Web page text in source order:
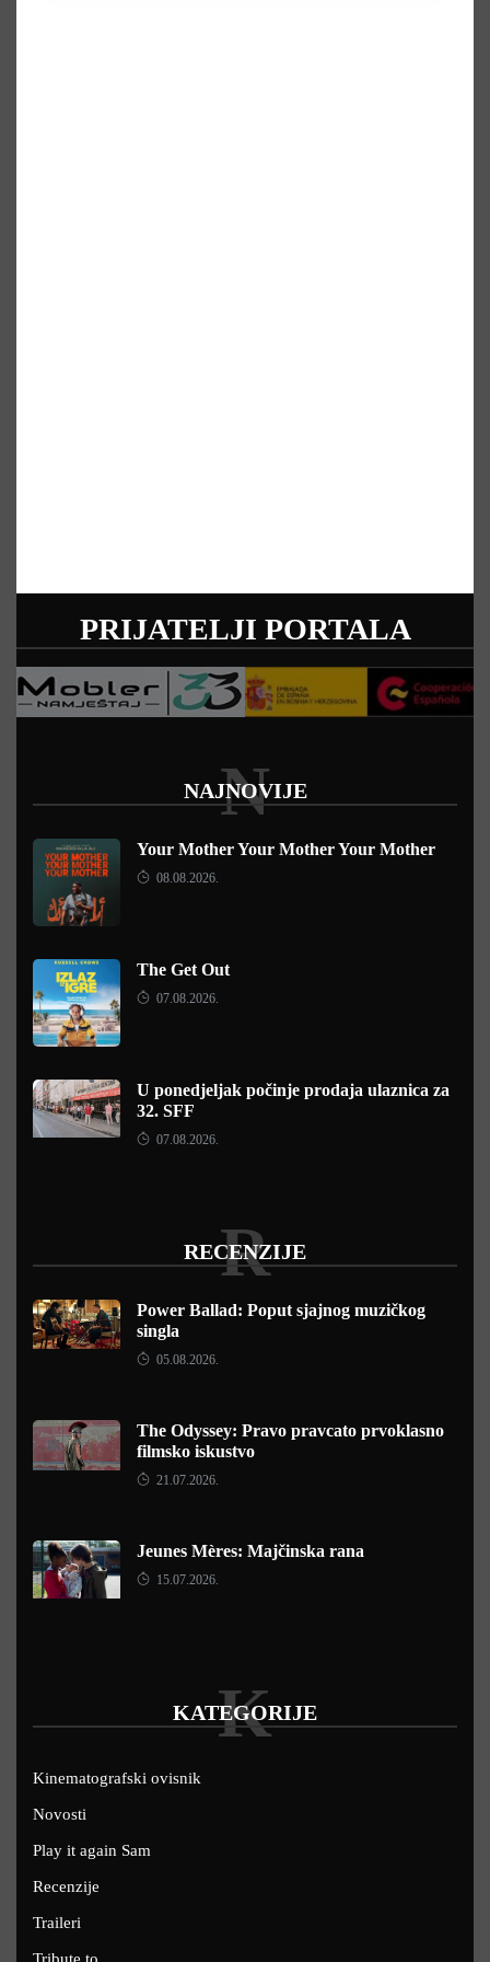
PRIJATELJI PORTALA
NAJNOVIJE
N
Your Mother Your Mother Your Mother
08.08.2026.
The Get Out
07.08.2026.
U ponedjeljak počinje prodaja ulaznica za
32. SFF
07.08.2026.
RECENZIJE
R
Power Ballad: Poput sjajnog muzičkog
singla
05.08.2026.
The Odyssey: Pravo pravcato prvoklasno
filmsko iskustvo
21.07.2026.
Jeunes Mères: Majčinska rana
15.07.2026.
KATEGORIJE
K
Kinematografski ovisnik
Novosti
Play it again Sam
Recenzije
Traileri
Tribute to